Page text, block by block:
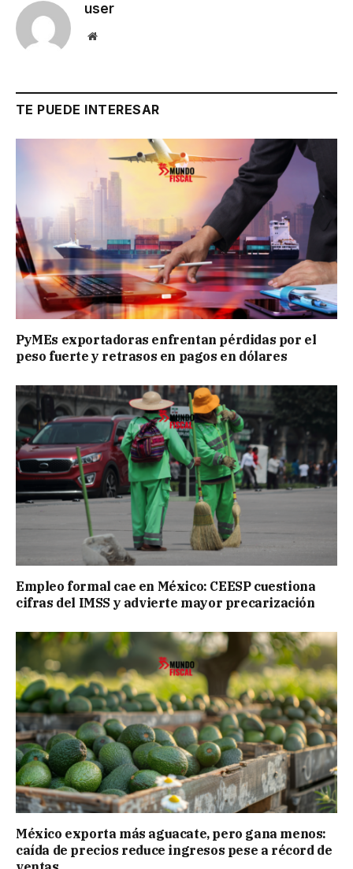
user
Website
TE PUEDE INTERESAR
PyMEs exportadoras enfrentan pérdidas por el
peso fuerte y retrasos en pagos en dólares
Empleo formal cae en México: CEESP cuestiona
cifras del IMSS y advierte mayor precarización
México exporta más aguacate, pero gana menos:
caída de precios reduce ingresos pese a récord de